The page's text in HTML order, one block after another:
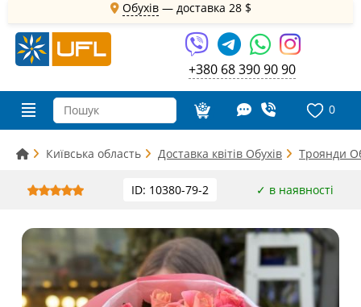
Обухів— доставка 28 $
+380 68 390 90 90
0
Київська область Доставка квітів Обухів Троянди
ID: 10380-79-2 ✓ в наявності